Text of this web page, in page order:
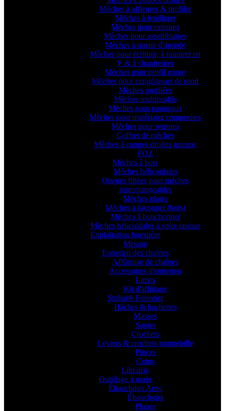
Mèches à affleurer & profiler
Mèches à feuillurer
Mèches pour rainures
Mèches pour assemblages
Mèches à queue d'aronde
Mèches pour écriture, à rainurer en
V & à chanfreiner
Mèches pour profil gorge
Mèches pour congé/quart de rond
Mèches profilées
Mèches multiprofils
Mèches pour panneaux
Mèches pour matériaux composites
Mèches pour serrures
Coffret de mèches
Mèches à coupes droites gamme
FOZ
Mèches à bois
Mèches hélicoïdales
Queues filtées pour mèches
interchangeables
Mèches plates
Mèches à façonner (bois)
Mèches à bouchonner
Mèches hélicoïdales à spire unique
Exploitation forestière
Mesure
Entretien des chaînes
Affûteuse de chaînes
Accessoires d'entretien
Limes
Kit d'affûtage
Stubai® Forestier
Hâches & hachettes
Masses
Sapies
Crochets
Leviers & crochets tournebille
Pinces
Coins
Librairie
Outillage à main
Ébauchoirs Arno
Ébauchoirs
Planes